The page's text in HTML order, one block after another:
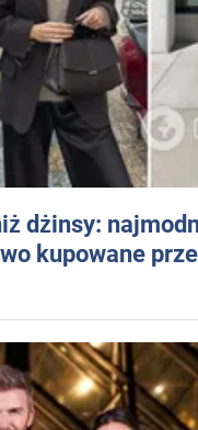
dżinsy:
kupowane